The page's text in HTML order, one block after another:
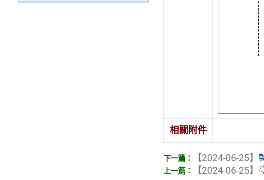
相關附件
【2024-06-25】
【2024-06-25】